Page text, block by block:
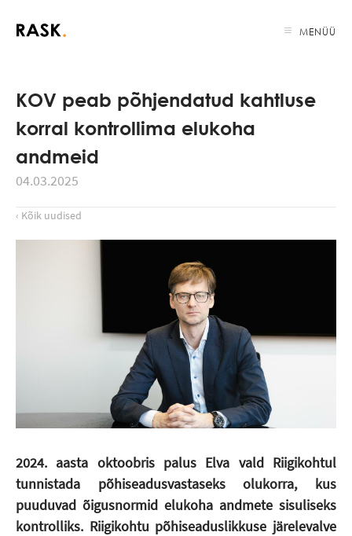
MENÜÜ
KOV peab põhjendatud kahtluse
korral kontrollima elukoha
andmeid
04.03.2025
‹ Kõik uudised
2024. aasta oktoobris palus Elva vald Riigikohtul
tunnistada põhiseadusvastaseks olukorra, kus
puuduvad õigusnormid elukoha andmete sisuliseks
kontrolliks. Riigikohtu põhiseaduslikkuse järelevalve